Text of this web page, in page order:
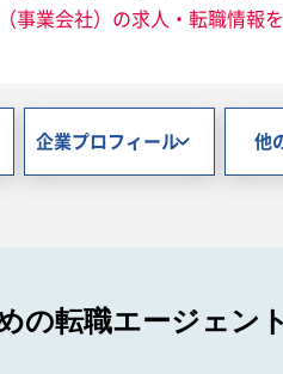
事業会社）の求人・転職情報
企業プロフィール 他
の転職エージェン